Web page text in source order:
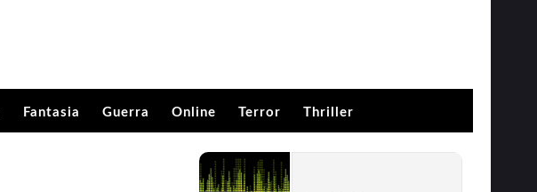
Fantasia Guerra Online Terror Thriller